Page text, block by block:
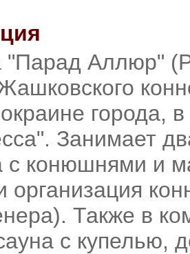
"Парад Аллюр"
города,
Занимает
с конюшнями и
Также в
с купелью,